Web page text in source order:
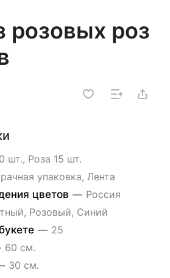
розовых роз
шт., Роза 15 шт.
упаковка, Лента
цветов — Россия
Розовый, Синий
— 25
60 см.
30 см.